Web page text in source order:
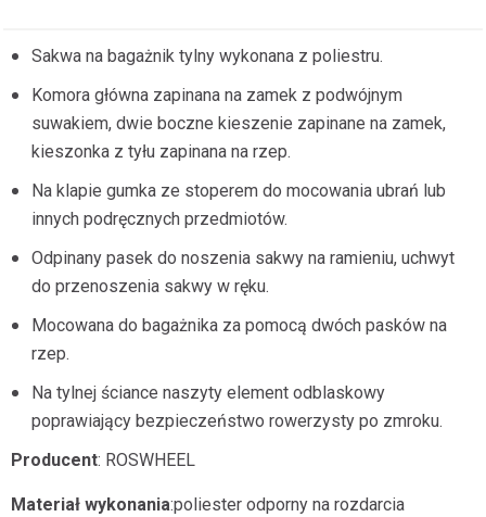
Sakwa na bagażnik tylny wykonana z poliestru.
Komora główna zapinana na zamek z podwójnym
suwakiem, dwie boczne kieszenie zapinane na zamek,
kieszonka z tyłu zapinana na rzep.
Na klapie gumka ze stoperem do mocowania ubrań lub
innych podręcznych przedmiotów.
Odpinany pasek do noszenia sakwy na ramieniu, uchwyt
do przenoszenia sakwy w ręku.
Mocowana do bagażnika za pomocą dwóch pasków na
rzep.
Na tylnej ściance naszyty element odblaskowy
poprawiający bezpieczeństwo rowerzysty po zmroku.
Producent: ROSWHEEL
Materiał wykonania:poliester odporny na rozdarcia